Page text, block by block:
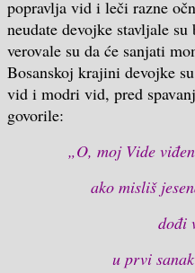
popravlja vid i leči razne
neudate devojke stavljale
verovale su da će sanjati
Bosanskoj krajini devojke
vid i modri vid, pred
govorile:
„O, moj Vide
ako misliš
dođi
u prvi